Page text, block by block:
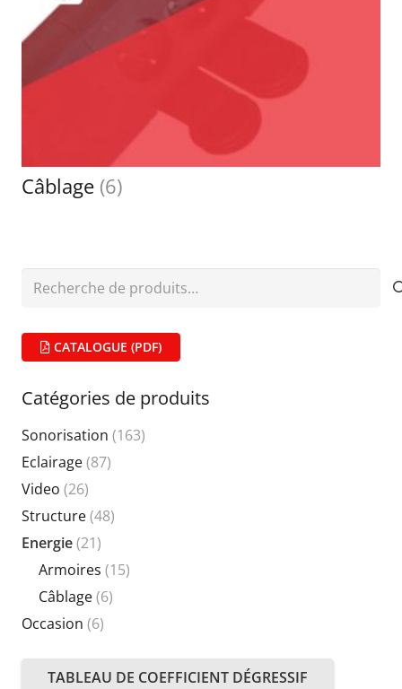
Câblage (6)
Recherche
CATALOGUE (PDF)
Catégories de produits
Sonorisation (163)
Eclairage(87)
Video (26)
Structure(48)
Energie(21)
Armoires (15)
Câblage(6)
Occasion (6)
TABLEAU DE COEFFICIENT DÉGRESSIF